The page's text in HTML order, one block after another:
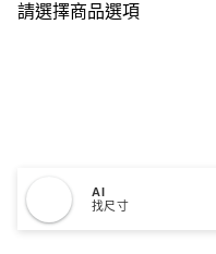
請選擇商品選項
AI
找尺寸